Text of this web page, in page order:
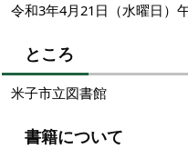
令和3年4月21日（水曜日）
ところ
米子市立図書館
書籍について